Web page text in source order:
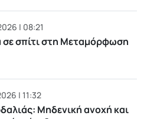
| 08:21
σπίτι στη Μεταμόρφωση
| 11:32
Μηδενική ανοχή και